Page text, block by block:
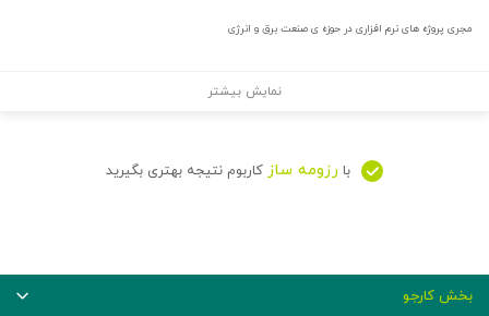
مجری پروژه های نرم افزاری در حوزه ی صنعت برق و انرژی
نمایش بیشتر
با رزومه ساز کاربوم نتیجه بهتری بگیرید
بخش کارجو